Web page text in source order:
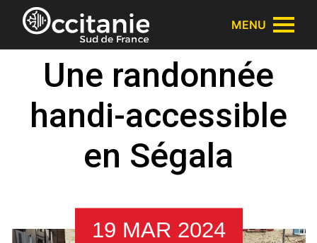
Panneau de gestion des cookies
MENU
Une randonnée
handi-accessible
en Ségala
19 MAR 2024